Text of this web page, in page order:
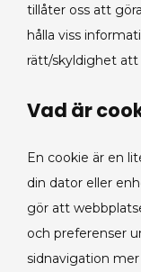
tillåter oss att
hålla viss
rätt/skyldighet att
Vad är
En cookie är en
din dator eller
gör att
och preferenser
sidnavigation